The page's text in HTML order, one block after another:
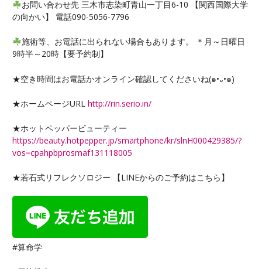
お問い合わせ先 三木市志染町青山一丁目6-10 【関西国際大学
の向かい】 電話090-5056-7796
施術等、お電話に出られない場合もあります。 ＊月～日曜日
9時半～20時【要予約制】
★空き時間はお電話かオンライン確認してくださいね(๑•᎑•๑)
★ホームページURLhttp://rin.serio.in/
★ホットペッパービューティー
https://beauty.hotpepper.jp/smartphone/kr/slnH000429385/?
vos=cpahpbprosmaf131118005
★若石式リフレクソロジー 【LINEからのご予約はこちら】
#算命学